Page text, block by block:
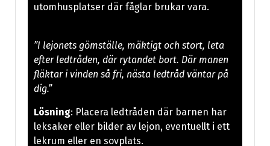
utomhusplatser där fåglar brukar vara.
”I lejonets gömställe, mäktigt och stort, leta
efter ledtråden, där rytandet bort. Där manen
fläktar i vinden så fri, nästa ledtråd väntar på
dig.”
Lösning: Placera ledtråden där barnen har
leksaker eller bilder av lejon, eventuellt i ett
lekrum eller en sovplats.